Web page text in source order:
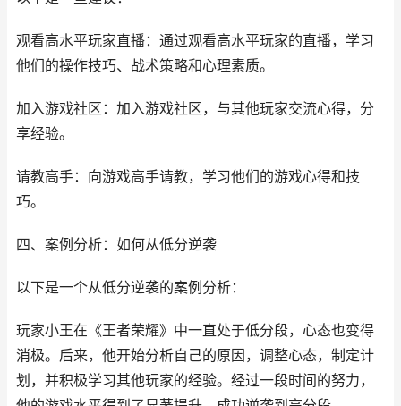
观看高水平玩家直播：通过观看高水平玩家的直播，学习
他们的操作技巧、战术策略和心理素质。
加入游戏社区：加入游戏社区，与其他玩家交流心得，分
享经验。
请教高手：向游戏高手请教，学习他们的游戏心得和技
巧。
四、案例分析：如何从低分逆袭
以下是一个从低分逆袭的案例分析：
玩家小王在《王者荣耀》中一直处于低分段，心态也变得
消极。后来，他开始分析自己的原因，调整心态，制定计
划，并积极学习其他玩家的经验。经过一段时间的努力，